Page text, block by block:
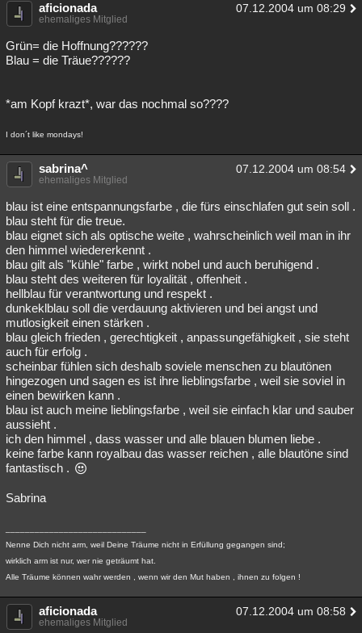
aficionada 07.12.2004 um 08:29
ehemaliges Mitglied
Grün= die Hoffnung??????
Blau = die Träue??????
*am Kopf krazt*, war das nochmal so????
I don´t like mondays!
sabrina^ 07.12.2004 um 08:54
ehemaliges Mitglied
blau ist eine entspannungsfarbe , die fürs einschlafen gut sein soll .
blau steht für die treue.
blau eignet sich als optische weite , wahrscheinlich weil man in ihr
den himmel wiedererkennt .
blau gilt als "kühle" farbe , wirkt nobel und auch beruhigend .
blau steht des weiteren für loyalität , offenheit .
hellblau für verantwortung und respekt .
dunkeklblau soll die verdauung aktivieren und bei angst und
mutlosigkeit einen stärken .
blau gleich frieden , gerechtigkeit , anpassungefähigkeit , sie steht
auch für erfolg .
scheinbar fühlen sich deshalb soviele menschen zu blautönen
hingezogen und sagen es ist ihre lieblingsfarbe , weil sie soviel in
einen bewirken kann .
blau ist auch meine lieblingsfarbe , weil sie einfach klar und sauber
aussieht .
ich den himmel , dass wasser und alle blauen blumen liebe .
keine farbe kann royalbau das wasser reichen , alle blautöne sind
fantastisch .
Sabrina
Nenne Dich nicht arm, weil Deine Träume nicht in Erfüllung gegangen sind;
wirklich arm ist nur, wer nie geträumt hat.
Alle Träume können wahr werden , wenn wir den Mut haben , ihnen zu folgen !
aficionada 07.12.2004 um 08:58
ehemaliges Mitglied